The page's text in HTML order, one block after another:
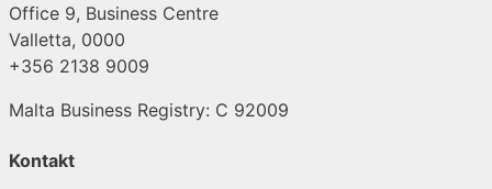
Office 9, Business Centre
Valletta, 0000
+356 2138 9009
Malta Business Registry: C 92009
Kontakt